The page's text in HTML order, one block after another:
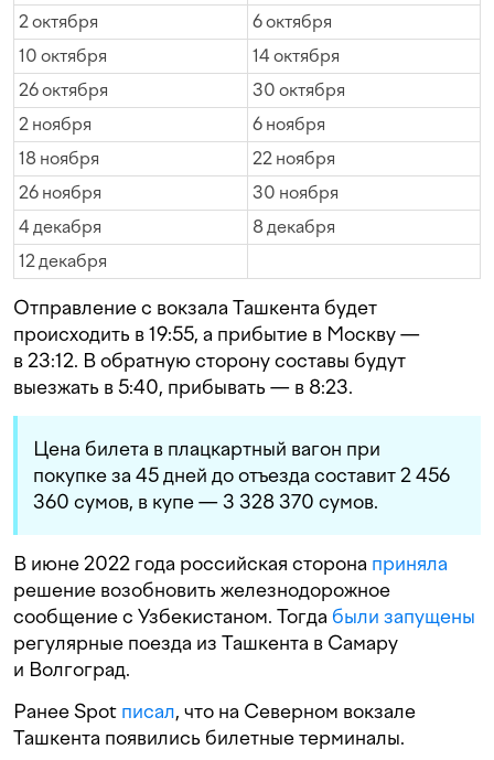
2 октября
6 октября
10 октября
14 октября
26 октября
30 октября
2 ноября
6 ноября
18 ноября
22 ноября
26 ноября
30 ноября
4 декабря
8 декабря
12 декабря
Отправление с вокзала Ташкента будет
происходить в 19:55, а прибытие в Москву —
в 23:12. В обратную сторону составы будут
выезжать в 5:40, прибывать — в 8:23.
Цена билета в плацкартный вагон при
покупке за 45 дней до отъезда составит 2 456
360 сумов, в купе — 3 328 370 сумов.
В июне 2022 года российская сторона приняла
решение возобновить железнодорожное
сообщение с Узбекистаном. Тогда были запущены
регулярные поезда из Ташкента в Самару
и Волгоград.
Ранее Spot писал, что на Северном вокзале
Ташкента появились билетные терминалы.